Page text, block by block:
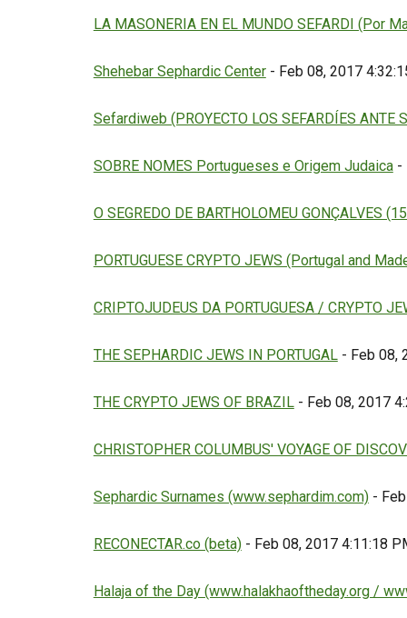
LA MASONERIA EN EL MUNDO SEFARDI (Por
Shehebar Sephardic Center- Feb 08, 2017
Sefardiweb (PROYECTO LOS SEFARDÍES ANTE
SOBRE NOMES Portugueses e Origem Judaica-
O SEGREDO DE BARTHOLOMEU GONÇALVES
PORTUGUESE CRYPTO JEWS (Portugal and
CRIPTOJUDEUS DA PORTUGUESA / CRYPTO
THE SEPHARDIC JEWS IN PORTUGAL- Feb 08,
THE CRYPTO JEWS OF BRAZIL- Feb 08, 2017
CHRISTOPHER COLUMBUS' VOYAGE OF
Sephardic Surnames (www.sephardim.com)- Feb
RECONECTAR.co (beta)- Feb 08, 2017 4:11:18
Halaja of the Day (www.halakhaoftheday.org /